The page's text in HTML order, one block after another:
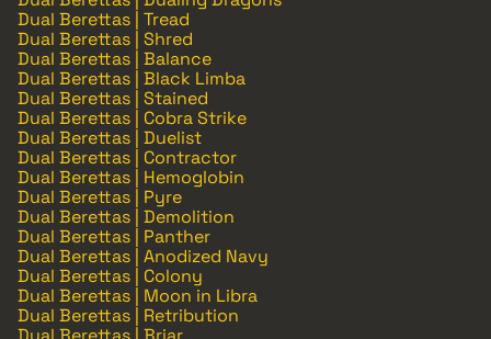
Dual Berettas | Tread
Dual Berettas | Shred
Dual Berettas | Balance
Dual Berettas | Black Limba
Dual Berettas | Stained
Dual Berettas | Cobra Strike
Dual Berettas | Duelist
Dual Berettas | Contractor
Dual Berettas | Hemoglobin
Dual Berettas | Pyre
Dual Berettas | Demolition
Dual Berettas | Panther
Dual Berettas | Anodized Navy
Dual Berettas | Colony
Dual Berettas | Moon in Libra
Dual Berettas | Retribution